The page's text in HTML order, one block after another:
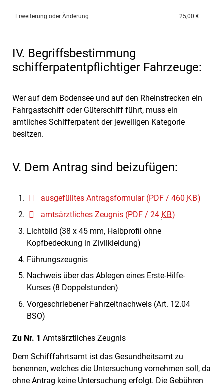
Erweiterung oder Änderung 25,00 €
IV. Begriffsbestimmung
schifferpatentpflichtiger Fahrzeuge:
Wer auf dem Bodensee und auf den Rheinstrecken ein
Fahrgastschiff oder Güterschiff führt, muss ein
amtliches Schifferpatent der jeweiligen Kategorie
besitzen.
V. Dem Antrag sind beizufügen:
ausgefülltes Antragsformular(PDF / 460 KB)
amtsärztliches Zeugnis(PDF / 24 KB)
Lichtbild (38 x 45 mm, Halbprofil ohne
Kopfbedeckung in Zivilkleidung)
Führungszeugnis
Nachweis über das Ablegen eines Erste-Hilfe-
Kurses (8 Doppelstunden)
Vorgeschriebener Fahrzeitnachweis (Art. 12.04
BSO)
Zu Nr. 1 Amtsärztliches Zeugnis
Dem Schifffahrtsamt ist das Gesundheitsamt zu
benennen, welches die Untersuchung vornehmen soll, da
ohne Antrag keine Untersuchung erfolgt. Die Gebühren